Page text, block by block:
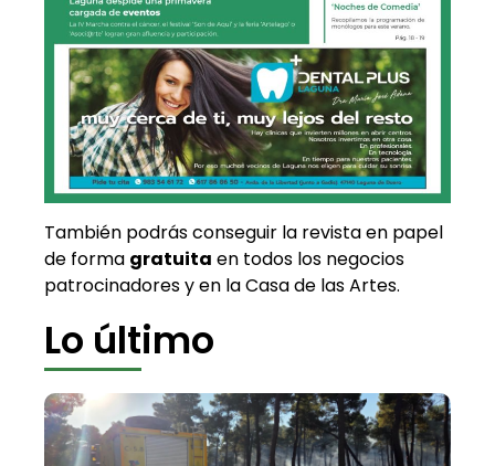
También podrás conseguir la revista en papel
de forma gratuita en todos los negocios
patrocinadores y en la Casa de las Artes.
Lo último